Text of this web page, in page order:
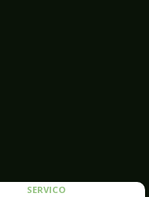
SERVICO